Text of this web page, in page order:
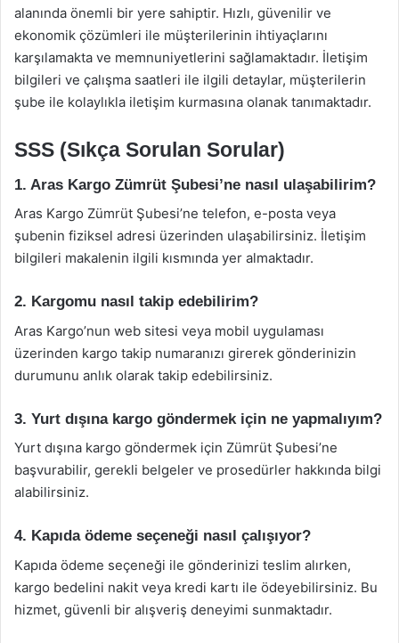
alanında önemli bir yere sahiptir. Hızlı, güvenilir ve
ekonomik çözümleri ile müşterilerinin ihtiyaçlarını
karşılamakta ve memnuniyetlerini sağlamaktadır. İletişim
bilgileri ve çalışma saatleri ile ilgili detaylar, müşterilerin
şube ile kolaylıkla iletişim kurmasına olanak tanımaktadır.
SSS (Sıkça Sorulan Sorular)
1. Aras Kargo Zümrüt Şubesi’ne nasıl ulaşabilirim?
Aras Kargo Zümrüt Şubesi’ne telefon, e-posta veya
şubenin fiziksel adresi üzerinden ulaşabilirsiniz. İletişim
bilgileri makalenin ilgili kısmında yer almaktadır.
2. Kargomu nasıl takip edebilirim?
Aras Kargo’nun web sitesi veya mobil uygulaması
üzerinden kargo takip numaranızı girerek gönderinizin
durumunu anlık olarak takip edebilirsiniz.
3. Yurt dışına kargo göndermek için ne yapmalıyım?
Yurt dışına kargo göndermek için Zümrüt Şubesi’ne
başvurabilir, gerekli belgeler ve prosedürler hakkında bilgi
alabilirsiniz.
4. Kapıda ödeme seçeneği nasıl çalışıyor?
Kapıda ödeme seçeneği ile gönderinizi teslim alırken,
kargo bedelini nakit veya kredi kartı ile ödeyebilirsiniz. Bu
hizmet, güvenli bir alışveriş deneyimi sunmaktadır.